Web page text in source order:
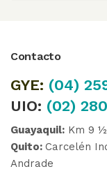
Contacto
GYE: (04)
UIO: (02)
Guayaquil: Km 9
Quito: Carcelén
Andrade